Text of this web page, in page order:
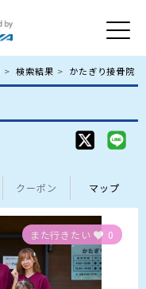
検索結果 かたぎり接骨院
クーポン マップ
また行きたい 0